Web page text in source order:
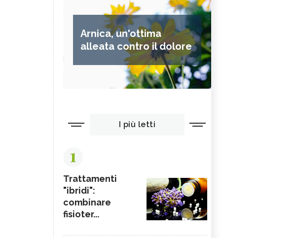
Arnica, un'ottima
alleata contro il dolore
I più letti
1
Trattamenti
"ibridi":
combinare
fisioter...